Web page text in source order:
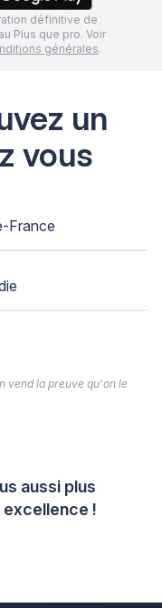
définitive de
Plus que pro. Voir
générales.
un
vous
France
aussi plus
!
vend la preuve qu'on le